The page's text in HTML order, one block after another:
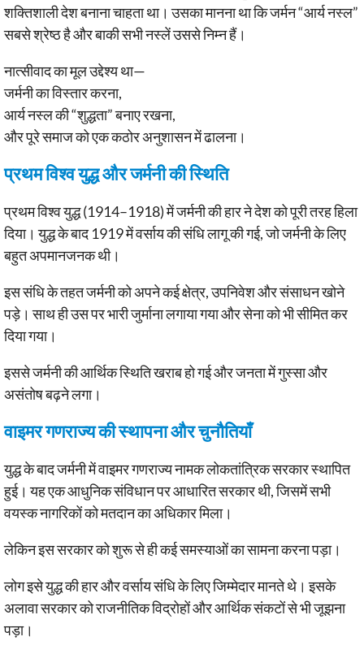
शक्तिशाली देश बनाना चाहता था। उसका मानना था कि जर्मन “आर्य नस्ल”
सबसे श्रेष्ठ है और बाकी सभी नस्लें उससे निम्न हैं।
नात्सीवाद का मूल उद्देश्य था—
जर्मनी का विस्तार करना,
आर्य नस्ल की “शुद्धता” बनाए रखना,
और पूरे समाज को एक कठोर अनुशासन में ढालना।
प्रथम विश्व युद्ध और जर्मनी की स्थिति
प्रथम विश्व युद्ध (1914–1918) में जर्मनी की हार ने देश को पूरी तरह हिला
दिया। युद्ध के बाद 1919 में वर्साय की संधि लागू की गई, जो जर्मनी के लिए
बहुत अपमानजनक थी।
इस संधि के तहत जर्मनी को अपने कई क्षेत्र, उपनिवेश और संसाधन खोने
पड़े। साथ ही उस पर भारी जुर्माना लगाया गया और सेना को भी सीमित कर
दिया गया।
इससे जर्मनी की आर्थिक स्थिति खराब हो गई और जनता में गुस्सा और
असंतोष बढ़ने लगा।
वाइमर गणराज्य की स्थापना और चुनौतियाँ
युद्ध के बाद जर्मनी में वाइमर गणराज्य नामक लोकतांत्रिक सरकार स्थापित
हुई। यह एक आधुनिक संविधान पर आधारित सरकार थी, जिसमें सभी
वयस्क नागरिकों को मतदान का अधिकार मिला।
लेकिन इस सरकार को शुरू से ही कई समस्याओं का सामना करना पड़ा।
लोग इसे युद्ध की हार और वर्साय संधि के लिए जिम्मेदार मानते थे। इसके
अलावा सरकार को राजनीतिक विद्रोहों और आर्थिक संकटों से भी जूझना
पड़ा।